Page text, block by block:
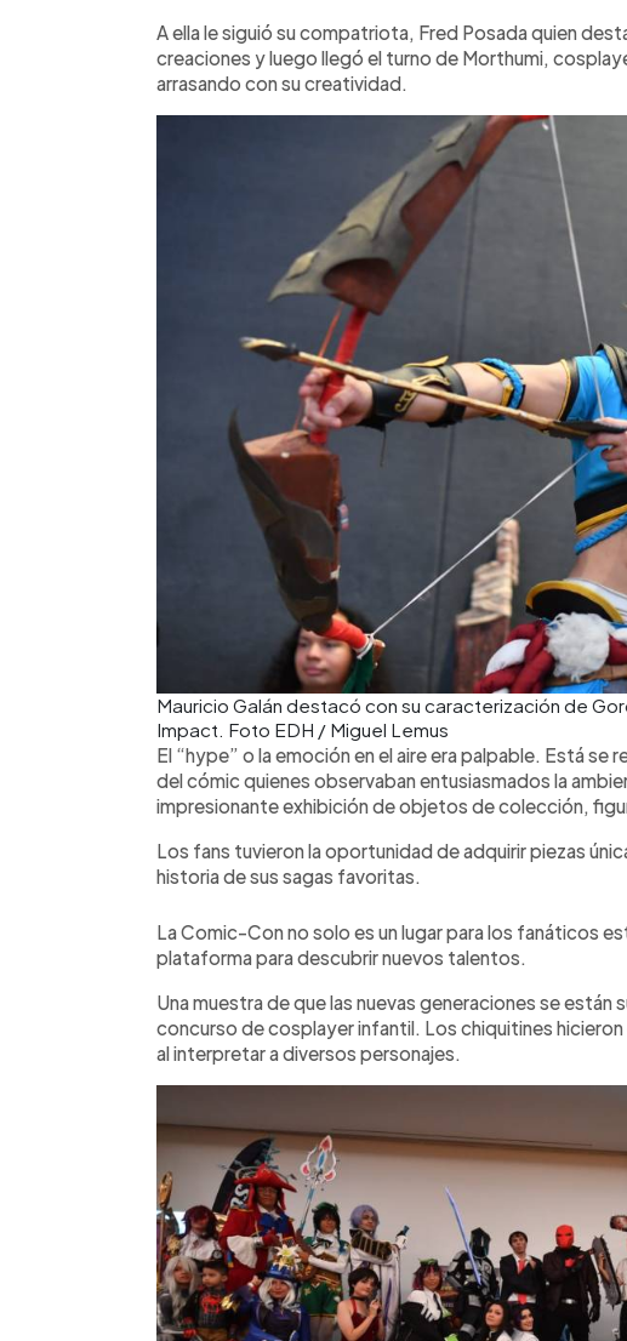
A ella le siguió su compatriota, Fred Posada quien
creaciones y luego llegó el turno de Morthumi,
arrasando con su creatividad.
Mauricio Galán destacó con su caracterización de
Impact. Foto EDH / Miguel Lemus
El “hype” o la emoción en el aire era palpable. Está se
del cómic quienes observaban entusiasmados la
impresionante exhibición de objetos de colección,
Los fans tuvieron la oportunidad de adquirir piezas
historia de sus sagas favoritas.
La Comic-Con no solo es un lugar para los fanáticos
plataforma para descubrir nuevos talentos.
Una muestra de que las nuevas generaciones se están
concurso de cosplayer infantil. Los chiquitines
al interpretar a diversos personajes.